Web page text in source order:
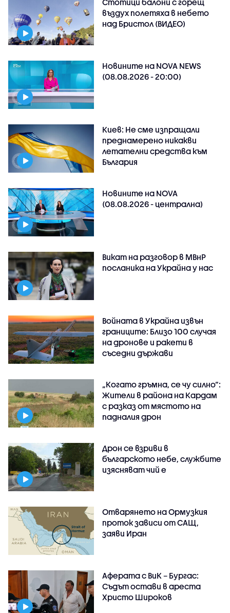
Стотици балони с горещ
въздух полетяха в небето
над Бристол (ВИДЕО)
Новините на NOVA NEWS
(08.08.2026 - 20:00)
Киев: Не сме изпращали
преднамерено никакви
летателни средства към
България
Новините на NOVA
(08.08.2026 - централна)
Викат на разговор в МВнР
посланика на Украйна у нас
Войната в Украйна извън
границите: Близо 100 случая
на дронове и ракети в
съседни държави
„Когато гръмна, се чу силно“:
Жители в района на Кардам
с разказ от мястото на
падналия дрон
Дрон се взриви в
българското небе, службите
изясняват чий е
Отварянето на Ормузкия
проток зависи от САЩ,
заяви Иран
Аферата с ВиК – Бургас:
Съдът остави в ареста
Христо Широков